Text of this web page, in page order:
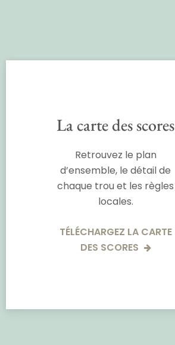
La carte des scores
Retrouvez le plan
d’ensemble, le détail de
chaque trou et les règles
locales.
TÉLÉCHARGEZ LA CARTE
DES SCORES